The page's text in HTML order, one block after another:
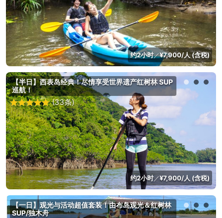
约2小时／¥7,900/人 (含税)
【半日】西表岛经典！尽情享受世界遗产红树林 SUP
巡航！
(33条)
约2小时／¥7,900/人 (含税)
【一日】观光与活动超值套装！由布岛观光＆红树林
SUP/独木舟